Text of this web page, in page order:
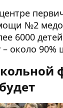
№2
6000
– около